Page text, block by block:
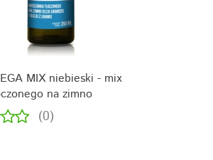
MIX niebieski - mix
na zimno
(0)